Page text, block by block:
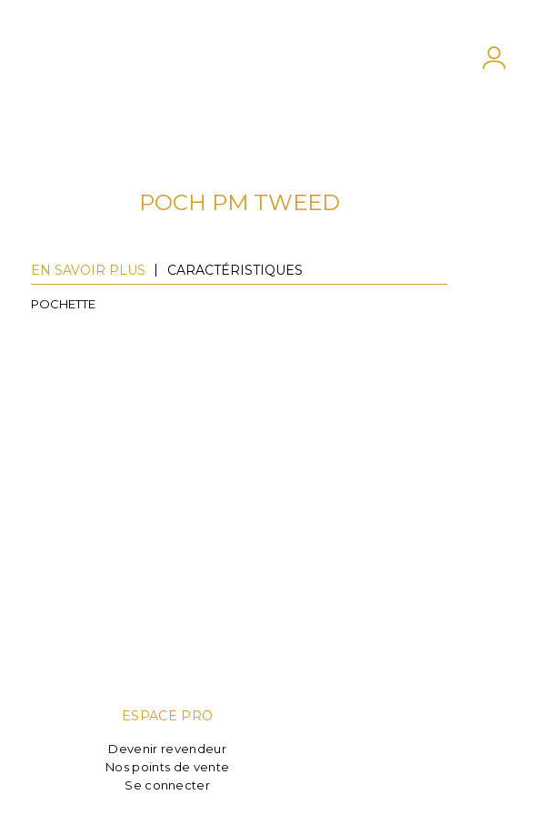
POCH PM TWEED
EN SAVOIR PLUS CARACTÉRISTIQUES
POCHETTE
ESPACE PRO
Devenir revendeur
Nos points de vente
Se connecter